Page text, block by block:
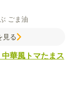
ごま油
見る
華風トマたまス